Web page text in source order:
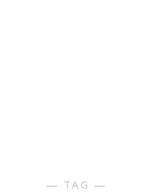
― TAG ―